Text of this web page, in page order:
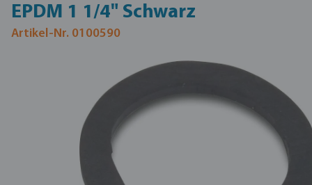
EPDM 1 1/4" Schwarz
Artikel-Nr. 0100590